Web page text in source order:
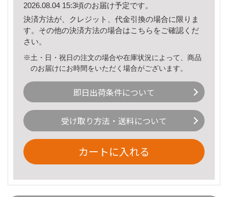
2026.08.04 15:3頃のお届け予定です。
決済方法が、クレジット、代金引換の場合に限りま
す。その他の決済方法の場合はこちら をご確認くだ
さい。
※土・日・祝日の注文の場合や在庫状況によって、商品
のお届けにお時間をいただく場合がございます。
即日出荷条件について
受け取り方法・送料について
カートに入れる